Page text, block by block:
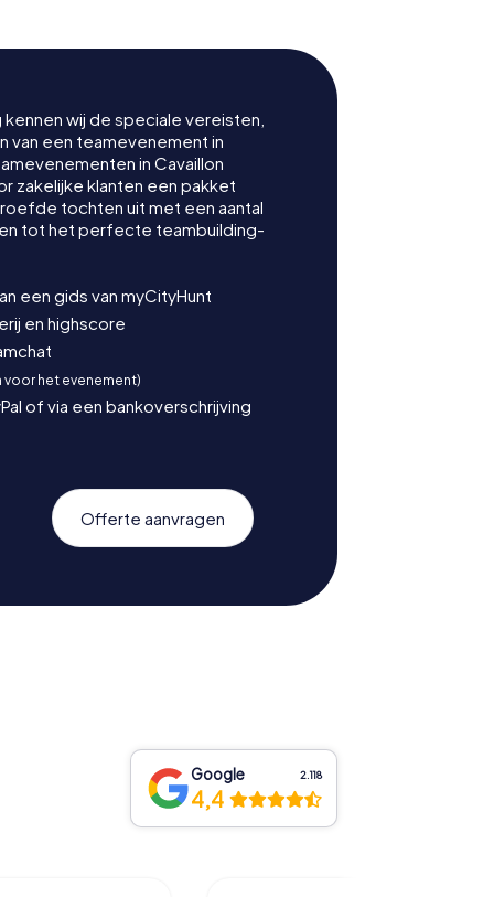
wij de speciale vereisten,
van een teamevenement in
in Cavaillon
zakelijke klanten een pakket
tochten uit met een aantal
tot het perfecte teambuilding-
een gids van myCityHunt
en highscore
het evenement)
of via een bankoverschrijving
Offerte aanvragen
Google 2.118
4,4